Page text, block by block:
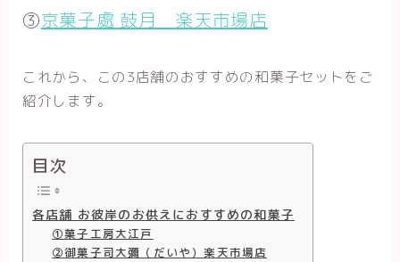
③京菓子處 鼓月 楽天市場店
これから、この3店舗のおすすめの和菓子セットをご
紹介します。
目次
各店舗 お彼岸のお供えにおすすめの和菓子
①菓子工房大江戸
②御菓子司大彌（だいや）楽天市場店